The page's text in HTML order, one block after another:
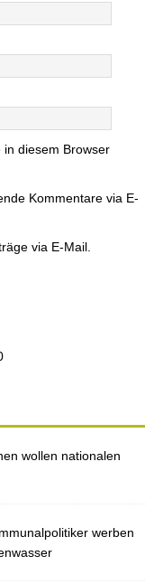
in diesem Browser
Kommentare via E-
via E-Mail.
wollen nationalen
werben